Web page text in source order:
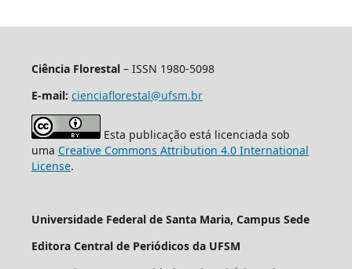
Ciência Florestal– ISSN 1980-5098
E-mail: cienciaflorestal@ufsm.br
Esta publicação está licenciada sob
uma Creative Commons Attribution 4.0 International
License.
Universidade Federal de Santa Maria, Campus Sede
Editora Central de Periódicos da UFSM